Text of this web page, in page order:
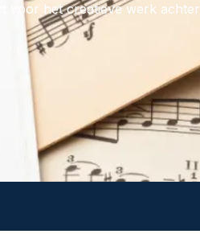
voor het creatieve werk achter